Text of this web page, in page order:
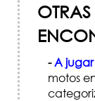
-A
motos